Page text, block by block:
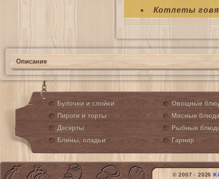
Котлеты
Описание
Булочки и слойки
Пироги и торты
Десерты
Блины, оладьи
Овощные
Мясные блюда
Рыбные
Гарнир
© 2007 - 2026